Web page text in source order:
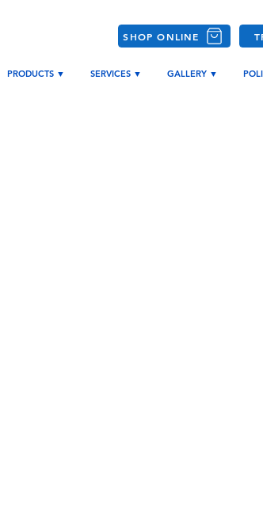
PRODUCTS ▼ SERVICES ▼ GALLERY ▼
SHOP ONLINE